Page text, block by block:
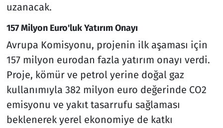
uzanacak.
157 Milyon Euro'luk Yatırım Onayı
Avrupa Komisyonu, projenin ilk aşaması için
157 milyon eurodan fazla yatırım onayı verdi.
Proje, kömür ve petrol yerine doğal gaz
kullanımıyla 382 milyon euro değerinde CO2
emisyonu ve yakıt tasarrufu sağlaması
beklenerek yerel ekonomiye de katkı